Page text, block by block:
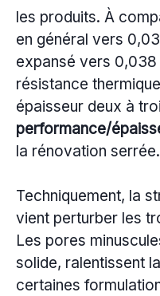
les produits. À
en général vers
expansé vers
résistance
épaisseur deux à
performance/
la rénovation serrée.
Techniquement, la
vient perturber les
Les pores
solide, ralentissent
certaines